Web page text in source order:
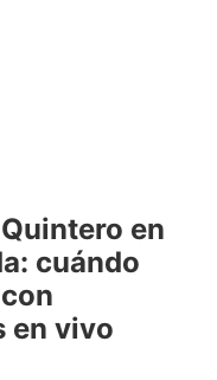
en
cuándo
en vivo